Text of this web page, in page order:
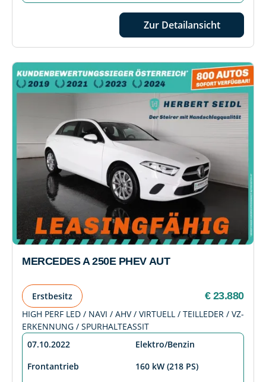
Zur Detailansicht
MERCEDES A 250E PHEV AUT
Erstbesitz € 23.880
HIGH PERF LED / NAVI / AHV / VIRTUELL / TEILLEDER / VZ-
ERKENNUNG / SPURHALTEASSIT
07.10.2022
Elektro/Benzin
Frontantrieb
160 kW (218 PS)